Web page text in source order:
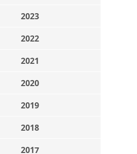
2023
2022
2021
2020
2019
2018
2017